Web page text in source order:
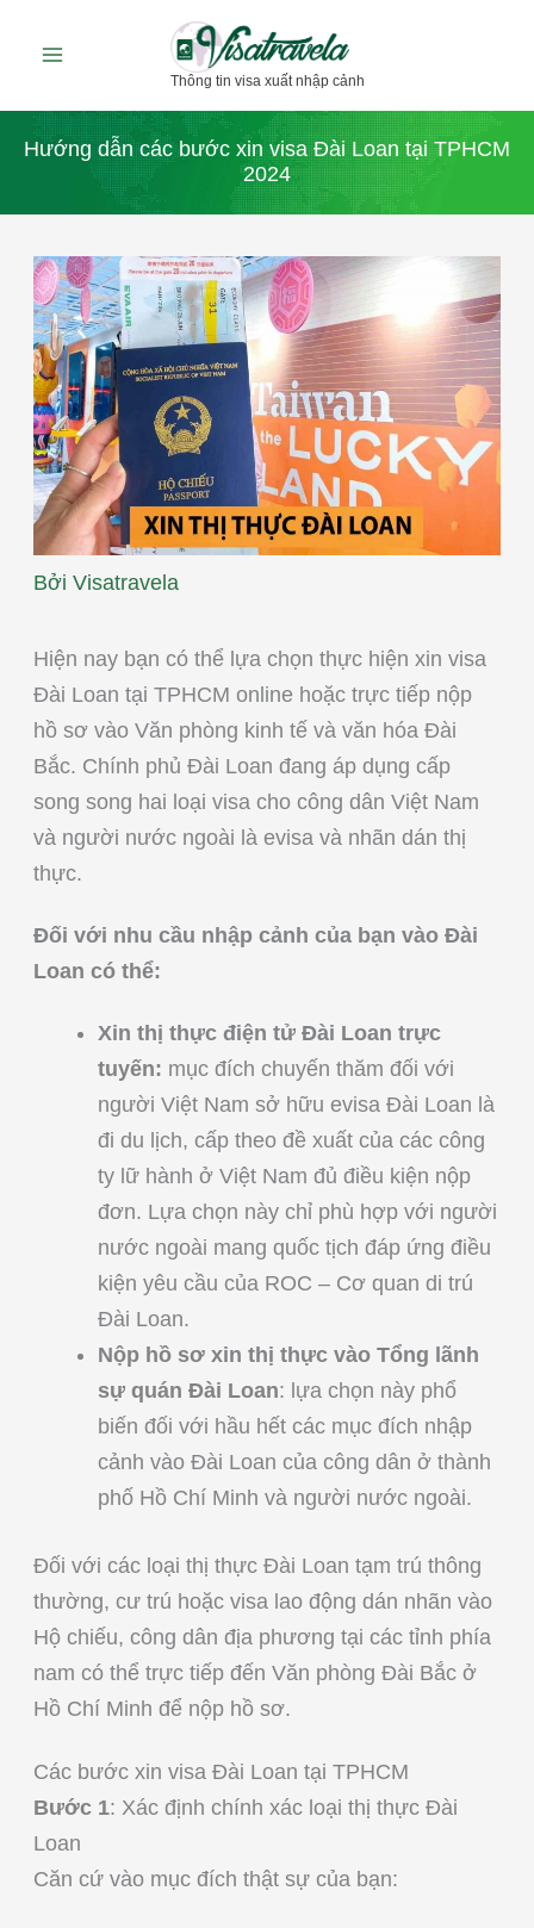
dung
Thông tin visa xuất nhập cảnh
Hướng dẫn các bước xin visa Đài Loan tại TPHCM
2024
Bởi Visatravela
Hiện nay bạn có thể lựa chọn thực hiện xin visa
Đài Loan tại TPHCM online hoặc trực tiếp nộp
hồ sơ vào Văn phòng kinh tế và văn hóa Đài
Bắc. Chính phủ Đài Loan đang áp dụng cấp
song song hai loại visa cho công dân Việt Nam
và người nước ngoài là evisa và nhãn dán thị
thực.
Đối với nhu cầu nhập cảnh của bạn vào Đài
Loan có thể:
Xin thị thực điện tử Đài Loan trực
tuyến: mục đích chuyến thăm đối với
người Việt Nam sở hữu evisa Đài Loan là
đi du lịch, cấp theo đề xuất của các công
ty lữ hành ở Việt Nam đủ điều kiện nộp
đơn. Lựa chọn này chỉ phù hợp với người
nước ngoài mang quốc tịch đáp ứng điều
kiện yêu cầu của ROC – Cơ quan di trú
Đài Loan.
Nộp hồ sơ xin thị thực vào Tổng lãnh
sự quán Đài Loan: lựa chọn này phổ
biến đối với hầu hết các mục đích nhập
cảnh vào Đài Loan của công dân ở thành
phố Hồ Chí Minh và người nước ngoài.
Đối với các loại thị thực Đài Loan tạm trú thông
thường, cư trú hoặc visa lao động dán nhãn vào
Hộ chiếu, công dân địa phương tại các tỉnh phía
nam có thể trực tiếp đến Văn phòng Đài Bắc ở
Hồ Chí Minh để nộp hồ sơ.
Các bước xin visa Đài Loan tại TPHCM
Bước 1: Xác định chính xác loại thị thực Đài
Loan
Căn cứ vào mục đích thật sự của bạn: